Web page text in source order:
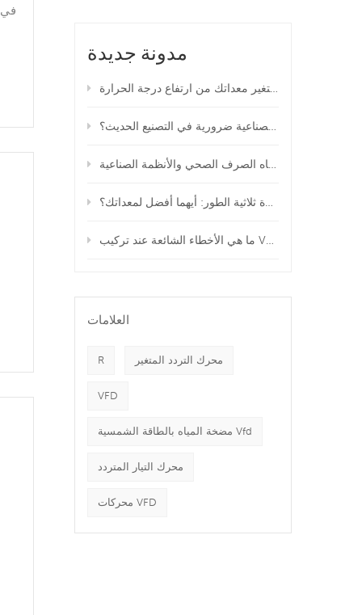
مدونة جديدة
التغلب على موجة الحر الصيفية العالمية: كيف تحمي محركات التردد المتغير معداتك من ارتفاع درجة الحرارة
لماذا أصبحت محركات التردد المتغيرة التي تدعم إنترنت الأشياء الصناعية ضرورية في التصنيع الحديث؟
تطبيقات محركات التردد المتغير في أنظمة التدفئة والتهوية وتكييف الهواء ومياه الصرف الصحي والأنظمة الصناعية
محركات التردد المتغير أحادية الطور مقابل محركات التردد المتغيرة ثلاثية الطور: أيهما أفضل لمعداتك؟
العلامات
R محرك التردد المتغير
VFD
مضخة المياه بالطاقة الشمسية Vfd
محرك التيار المتردد
محركات VFD